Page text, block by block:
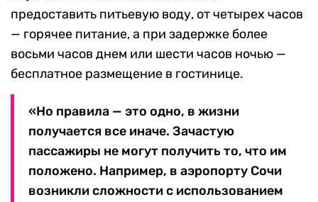
предоставить питьевую воду, от четырех часов
— горячее питание, а при задержке более
восьми часов днем или шести часов ночью —
бесплатное размещение в гостинице.
«Но правила — это одно, в жизни
получается все иначе. Зачастую
пассажиры не могут получить то, что им
положено. Например, в аэропорту Сочи
возникли сложности с использованием